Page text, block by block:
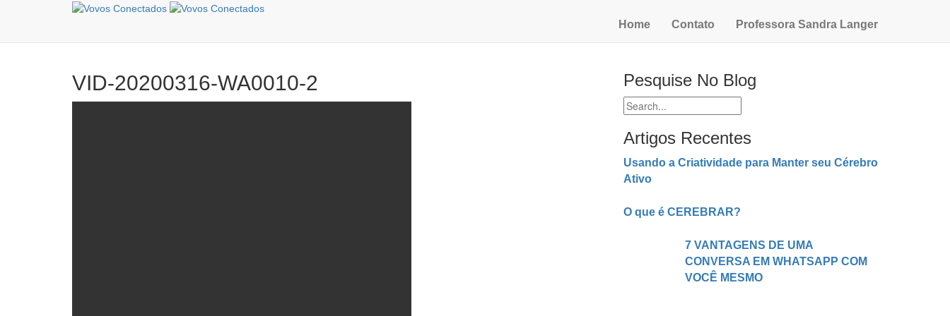
Home Contato Professora Sandra Langer
VID-20200316-WA0010-2 Pesquise No Blog
Artigos Recentes
Usando a Criatividade para Manter seu Cérebro
Ativo
O que é CEREBRAR?
7 VANTAGENS DE UMA
CONVERSA EM WHATSAPP COM
VOCÊ MESMO